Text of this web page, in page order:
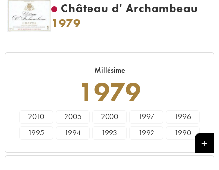
Château d' Archambeau
1979
Millésime
1979
2010 2005 2000 1997
1996
1995
1994 1993 1992
1990